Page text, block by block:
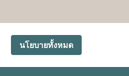
นโยบายทั้งหมด